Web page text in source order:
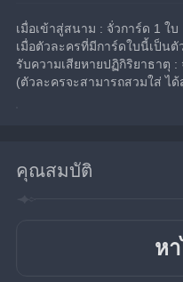
เมื่อเข้าสู่สนาม : จั่วการ์ด 1 ใบ
เมื่อตัวละครที่มีการ์ดใบนี้เป็น
รับความเสียหายปฏิกิริยาธาตุ :
(ตัวละครจะสามารถสวมใส่ ไ
คุณสมบัติ
ห